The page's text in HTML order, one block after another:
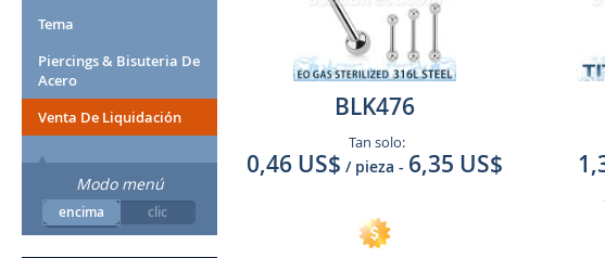
BLK476
Tan solo:
0,46 US$ / pieza - 6,35 US$
Tema
Piercings & Bisuteria De
Acero
Venta De Liquidación
Modo menú
encima clic